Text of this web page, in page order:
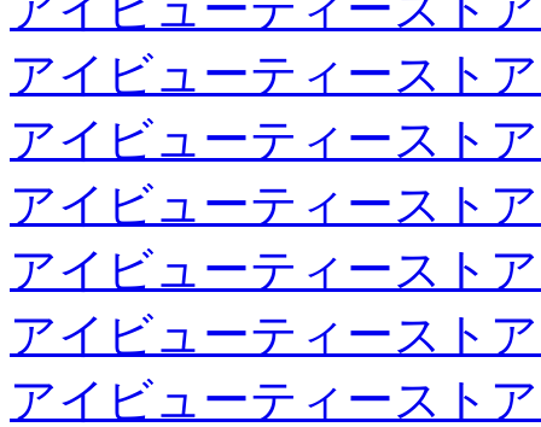
アイビューティースト
アイビューティースト
アイビューティースト
アイビューティースト
アイビューティースト
アイビューティースト